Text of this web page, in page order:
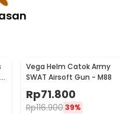
Vega Helm Catok Army
SWAT Airsoft Gun - M88
Rp71.800
Rp116.900 39%